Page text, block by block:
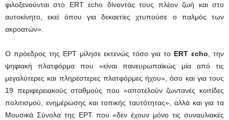
φιλοξενούνται στο ERT εcho δίνοντάς τους πλέον ζωή και στο
αυτοκίνητο, εκεί όπου για δεκαετίες χτυπούσε ο παλμός των
ακροατών».
Ο πρόεδρος της ΕΡΤ μίλησε εκτενώς τόσο για το ERT εcho, την
ψηφιακή πλατφόρμα που «είναι πανευρωπαϊκώς μία από τις
μεγαλύτερες και πληρέστερες πλατφόρμες ήχου», όσο και για τους
19 περιφερειακούς σταθμούς που «αποτελούν ζωντανές κοιτίδες
πολιτισμού, ενημέρωσης και τοπικής ταυτότητας», αλλά και για τα
Μουσικά Σύνολα της ΕΡΤ που «δεν έχουν μόνο τις συναυλιακές